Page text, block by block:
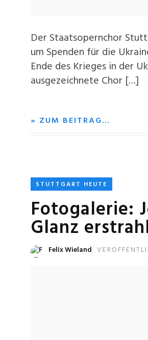
Der Staatsopernchor
um Spenden für die
Ende des Krieges in der
ausgezeichnete Chor […]
» ZUM BEITRAG…
STUTTGART HEUTE
Fotogalerie:
Glanz
Felix Wieland